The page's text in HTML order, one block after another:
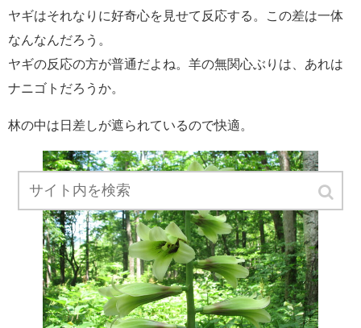
ヤギはそれなりに好奇心を見せて反応する。この差は一体
なんなんだろう。
ヤギの反応の方が普通だよね。羊の無関心ぶりは、あれは
ナニゴトだろうか。
林の中は日差しが遮られているので快適。